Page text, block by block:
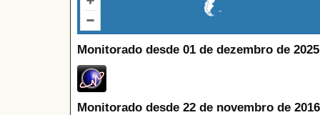
Monitorado desde 01 de dezembro de
Monitorado desde 22 de novembro de